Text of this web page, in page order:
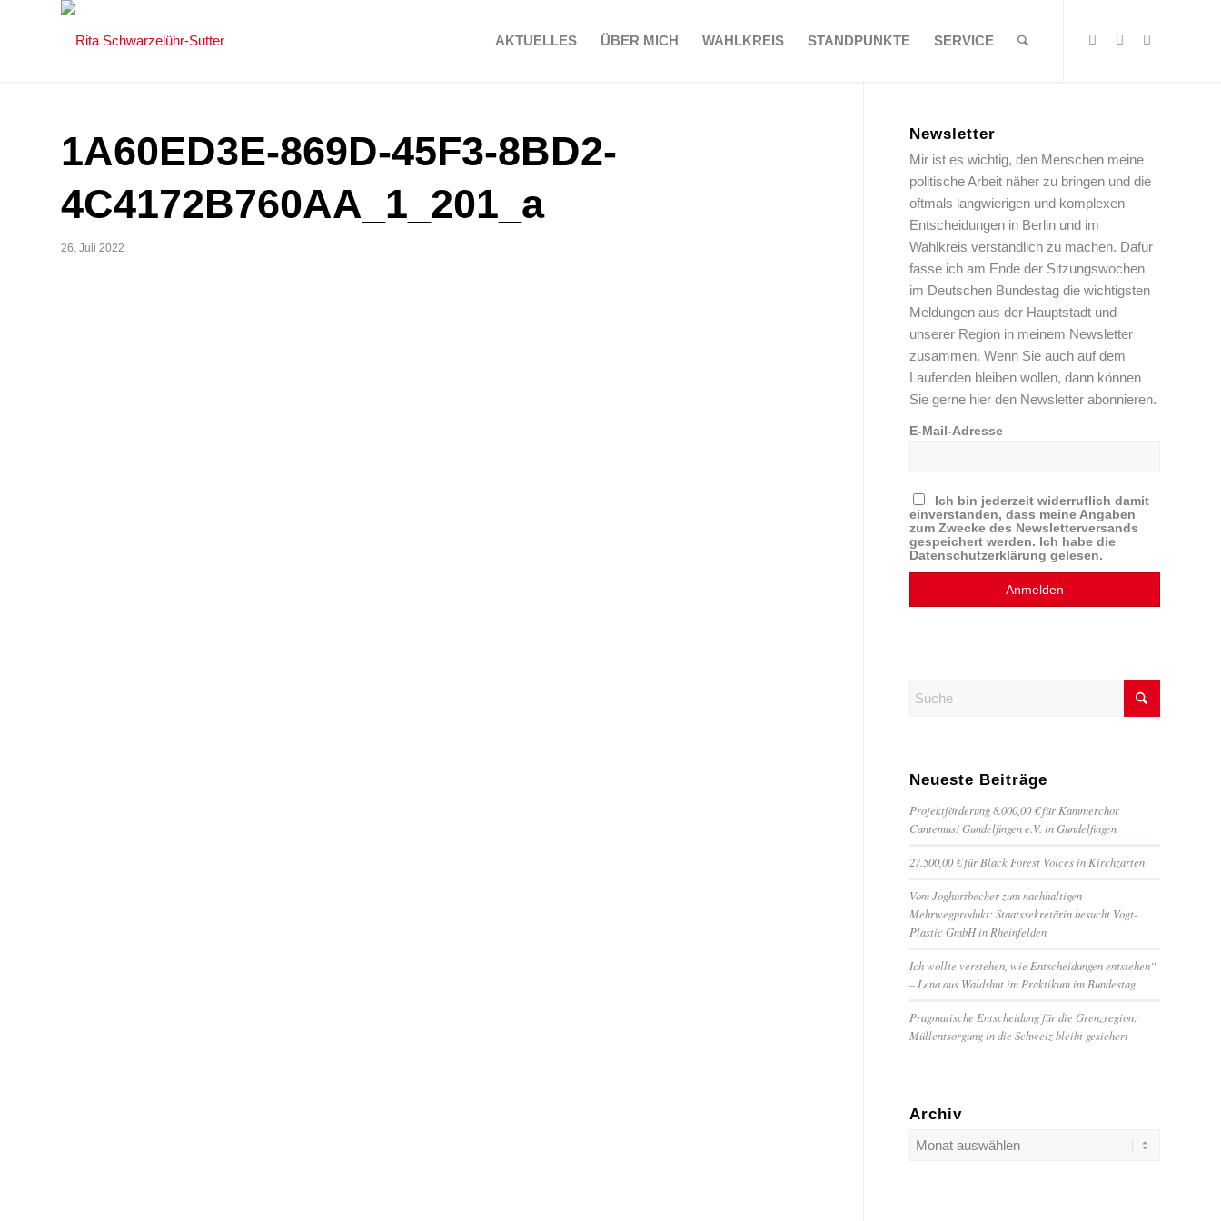
AKTUELLES ÜBER MICH WAHLKREIS STANDPUNKTE SERVICE
1A60ED3E-869D-45F3-8BD2-
4C4172B760AA_1_201_a
26. Juli 2022
Newsletter
Mir ist es wichtig, den Menschen meine
politische Arbeit näher zu bringen und die
oftmals langwierigen und komplexen
Entscheidungen in Berlin und im
Wahlkreis verständlich zu machen. Dafür
fasse ich am Ende der Sitzungswochen
im Deutschen Bundestag die wichtigsten
Meldungen aus der Hauptstadt und
unserer Region in meinem Newsletter
zusammen. Wenn Sie auch auf dem
Laufenden bleiben wollen, dann können
Sie gerne hier den Newsletter abonnieren.
E-Mail-Adresse
Ich bin jederzeit widerruflich damit
einverstanden, dass meine Angaben
zum Zwecke des Newsletterversands
gespeichert werden. Ich habe die
Datenschutzerklärung gelesen.
Neueste Beiträge
Projektförderung 8.000,00 € für Kammerchor
Cantemus! Gundelfingen e.V. in Gundelfingen
27.500,00 € für Black Forest Voices in Kirchzarten
Vom Joghurtbecher zum nachhaltigen
Mehrwegprodukt: Staatssekretärin besucht Vogt-
Plastic GmbH in Rheinfelden
Ich wollte verstehen, wie Entscheidungen entstehen“
– Lena aus Waldshut im Praktikum im Bundestag
Pragmatische Entscheidung für die Grenzregion:
Müllentsorgung in die Schweiz bleibt gesichert
Archiv